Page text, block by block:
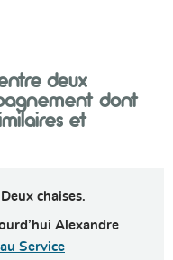
deux
dont
et
chaises.
Alexandre
au Service